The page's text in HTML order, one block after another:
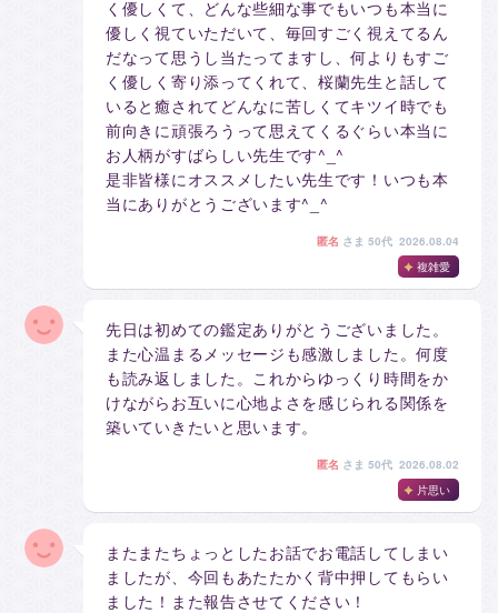
く優しくて、どんな些細な事でもいつも本当に
優しく視ていただいて、毎回すごく視えてるん
だなって思うし当たってますし、何よりもすご
く優しく寄り添ってくれて、桜蘭先生と話して
いると癒されてどんなに苦しくてキツイ時でも
前向きに頑張ろうって思えてくるぐらい本当に
お人柄がすばらしい先生です^_^
是非皆様にオススメしたい先生です！いつも本
当にありがとうございます^_^
匿名 さま 50代 2026.08.04
複雑愛
先日は初めての鑑定ありがとうございました。
また心温まるメッセージも感激しました。何度
も読み返しました。これからゆっくり時間をか
けながらお互いに心地よさを感じられる関係を
築いていきたいと思います。
匿名 さま 50代 2026.08.02
片思い
またまたちょっとしたお話でお電話してしまい
ましたが、今回もあたたかく背中押してもらい
ました！また報告させてください！